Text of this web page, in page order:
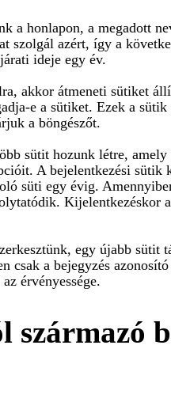
a honlapon, a megadott
szolgál azért, így a
ideje egy év.
akkor átmeneti sütiket
e a sütiket. Ezek a
a böngészőt.
sütit hozunk létre,
A bejelentkezési sütik
süti egy évig.
Kijelentkezéskor
egy újabb sütit
csak a bejegyzés
érvényessége.
származó